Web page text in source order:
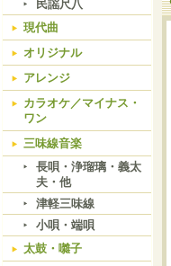
民謡尺八
現代曲
オリジナル
アレンジ
カラオケ／マイナス・
ワン
三味線音楽
長唄・浄瑠璃・義太
夫・他
津軽三味線
小唄・端唄
太鼓・囃子